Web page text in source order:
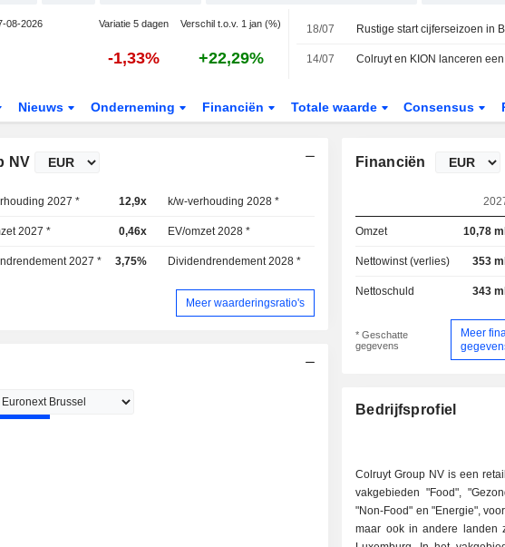
08-2026 Variatie 5 dagen Verschil t.o.v. 1 jan (%)
-1,33% +22,29%
18/07
14/07
Nieuws Onderneming Financiën Totale waarde Consensus
NV
2027 * 12,9x k/w-verhouding 2028 *
2027 * 0,46x EV/omzet 2028 *
2027 * 3,75% Dividendrendement 2028 *
Meer waarderingsratio's
Financiën
Omzet 10,78
Nettowinst (verlies) 353
Nettoschuld 343
* Geschatte
gegevens
Meer
Bedrijfsprofiel
Colruyt Group NV is een
vakgebieden "Food",
"Non-Food" en "Energie",
maar ook in andere landen